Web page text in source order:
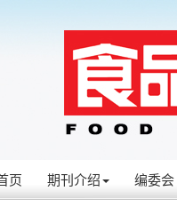
页 期刊介绍 编委会